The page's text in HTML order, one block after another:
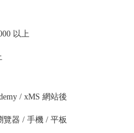
以上
/ xMS 網站後
器 / 手機 / 平板